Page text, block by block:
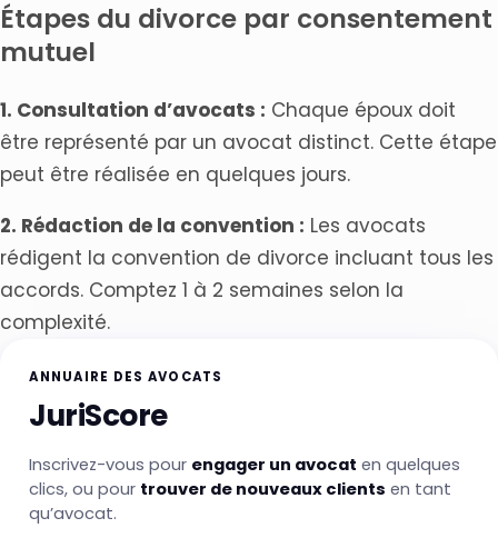
Étapes du divorce par consentement
mutuel
1. Consultation d’avocats : Chaque époux doit
être représenté par un avocat distinct. Cette étape
peut être réalisée en quelques jours.
2. Rédaction de la convention : Les avocats
rédigent la convention de divorce incluant tous les
accords. Comptez 1 à 2 semaines selon la
complexité.
ANNUAIRE DES AVOCATS
JuriScore
Inscrivez-vous pour engager un avocat en quelques
clics, ou pour trouver de nouveaux clients en tant
qu’avocat.